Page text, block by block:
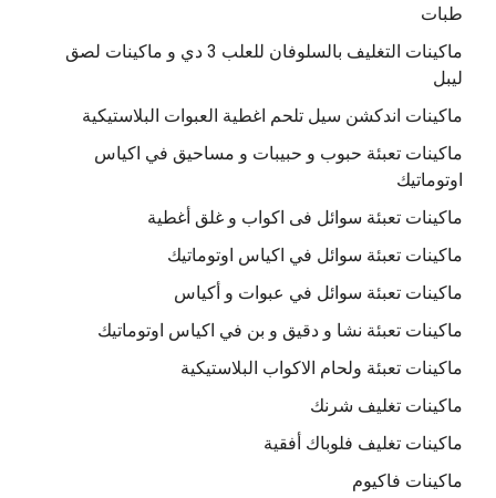
طبات
ماكينات التغليف بالسلوفان للعلب 3 دي و ماكينات لصق
ليبل
ماكينات اندكشن سيل تلحم اغطية العبوات البلاستيكية
ماكينات تعبئة حبوب و حبيبات و مساحيق في اكياس
اوتوماتيك
ماكينات تعبئة سوائل فى اكواب و غلق أغطية
ماكينات تعبئة سوائل في اكياس اوتوماتيك
ماكينات تعبئة سوائل في عبوات و أكياس
ماكينات تعبئة نشا و دقيق و بن في اكياس اوتوماتيك
ماكينات تعبئة ولحام الاكواب البلاستيكية
ماكينات تغليف شرنك
ماكينات تغليف فلوباك أفقية
ماكينات فاكيوم